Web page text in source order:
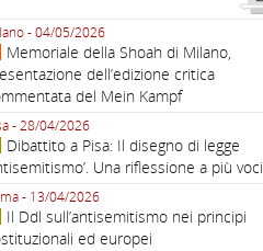
- 04/05/2026
Memoriale della Shoah di Milano,
dell’edizione critica
del Mein Kampf
- 28/04/2026
Dibattito a Pisa: Il disegno di legge
Una riflessione a più voci
- 13/04/2026
Il Ddl sull’antisemitismo nei principi
ed europei